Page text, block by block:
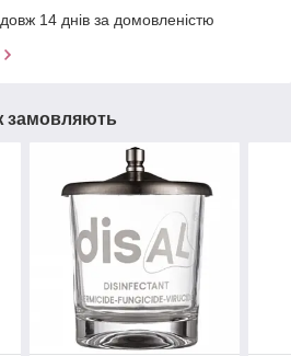
14 днів за домовленістю
замовляють